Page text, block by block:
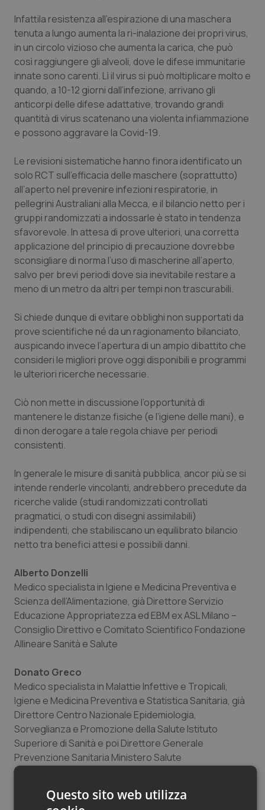
Valle D’Aosta
Veneto
Oncodermatologia
Oncoematologia
Oncologia & Nutrizione
Psoriasi & pelle
Quotidiano Cardiologia
Quotidiano Chirurgia
Quotidiano Oncologia
Quotidiano Pediatria
Rene & patologie urogenitali
Salute orale & impianti
Sangue & coagulazione
Tiroide
Tumore ovarico
Tumori del Polmone & Testa Collo
Tumori gastrointestinali
Ulcera & Reflusso
Vaccini
Infattila resistenza all’espirazione di una maschera
tenuta a lungo aumenta la ri-inalazione dei propri virus,
in un circolo vizioso che aumenta la carica, che può
così raggiungere gli alveoli, dove le difese immunitarie
innate sono carenti. Lì il virus si può moltiplicare molto e
quando, a 10-12 giorni dall’infezione, arrivano gli
anticorpi delle difese adattative, trovando grandi
quantità di virus scatenano una violenta infiammazione
e possono aggravare la Covid-19.
Le revisioni sistematiche hanno finora identificato un
solo RCT sull’efficacia delle maschere (soprattutto)
all’aperto nel prevenire infezioni respiratorie, in
pellegrini Australiani alla Mecca, e il bilancio netto per i
gruppi randomizzati a indossarle è stato in tendenza
sfavorevole. In attesa di prove ulteriori, una corretta
applicazione del principio di precauzione dovrebbe
sconsigliare di norma l’uso di mascherine all’aperto,
salvo per brevi periodi dove sia inevitabile restare a
meno di un metro da altri per tempi non trascurabili.
Si chiede dunque di evitare obblighi non supportati da
prove scientifiche né da un ragionamento bilanciato,
auspicando invece l’apertura di un ampio dibattito che
consideri le migliori prove oggi disponibili e programmi
le ulteriori ricerche necessarie.
Ciò non mette in discussione l’opportunità di
mantenere le distanze fisiche (e l’igiene delle mani), e
di non derogare a tale regola chiave per periodi
consistenti.
In generale le misure di sanità pubblica, ancor più se si
intende renderle vincolanti, andrebbero precedute da
ricerche valide (studi randomizzati controllati
pragmatici, o studi con disegni assimilabili)
indipendenti, che stabiliscano un equilibrato bilancio
netto tra benefici attesi e possibili danni.
Alberto Donzelli
Medico specialista in Igiene e Medicina Preventiva e
Scienza dell’Alimentazione, già Direttore Servizio
Educazione Appropriatezza ed EBM ex ASL Milano –
Consiglio Direttivo e Comitato Scientifico Fondazione
Allineare Sanità e Salute
Donato Greco
Medico specialista in Malattie Infettive e Tropicali,
Igiene e Medicina Preventiva e Statistica Sanitaria, già
Direttore Centro Nazionale Epidemiologia,
Sorveglianza e Promozione della Salute Istituto
Superiore di Sanità e poi Direttore Generale
Prevenzione Sanitaria Ministero Salute
Medico Epidemiologo, già Ricerca su Servizi Sanitari e
Questo sito web utilizza